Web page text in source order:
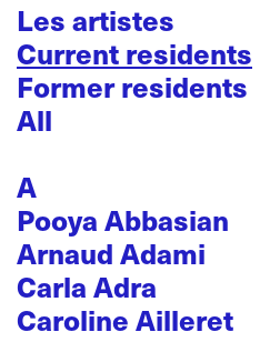
Les artistes
Current residents
Former residents
All
A
Pooya Abbasian
Arnaud Adami
Carla Adra
Caroline Ailleret